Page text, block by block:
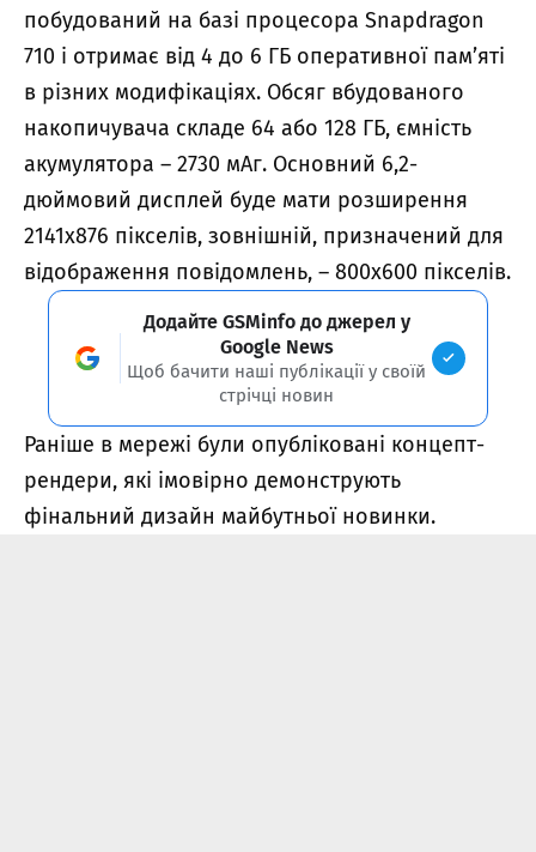
побудований на базі процесора Snapdragon
710 і отримає від 4 до 6 ГБ оперативної пам’яті
в різних модифікаціях. Обсяг вбудованого
накопичувача складе 64 або 128 ГБ, ємність
акумулятора – 2730 мАг. Основний 6,2-
дюймовий дисплей буде мати розширення
2141х876 пікселів, зовнішній, призначений для
відображення повідомлень, – 800х600 пікселів.
Додайте GSMinfo до джерел у
Google News
Щоб бачити наші публікації у своїй
стрічці новин
Раніше в мережі були опубліковані концепт-
рендери, які імовірно демонструють
фінальний дизайн майбутньої новинки.